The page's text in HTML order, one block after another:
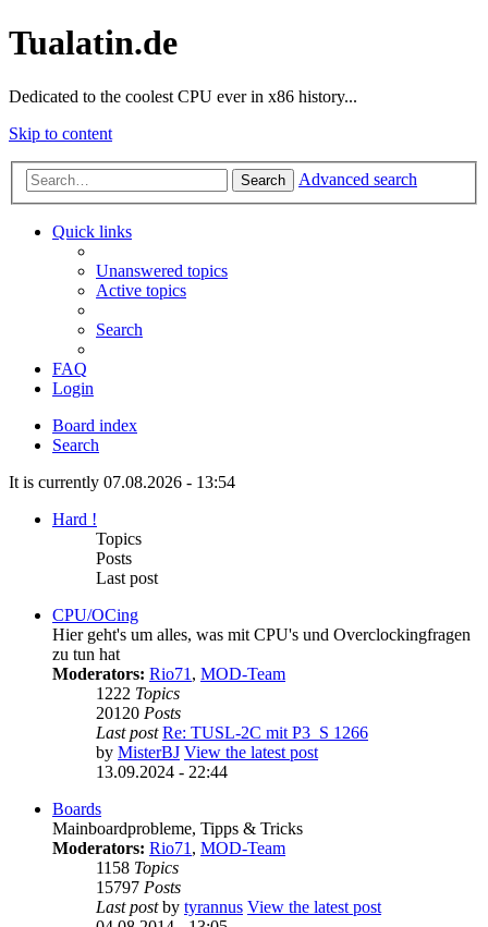
Tualatin.de
Dedicated to the coolest CPU ever in x86 history...
Skip to content
Search Advanced search
Quick links
Unanswered topics
Active topics
Search
FAQ
Login
Board index
Search
It is currently 07.08.2026 - 13:54
Hard !
Topics
Posts
Last post
CPU/OCing
Hier geht's um alles, was mit CPU's und Overclockingfragen
zu tun hat
Moderators: Rio71, MOD-Team
1222 Topics
20120 Posts
Last post Re: TUSL-2C mit P3_S 1266
by MisterBJ View the latest post
13.09.2024 - 22:44
Boards
Mainboardprobleme, Tipps & Tricks
Moderators: Rio71, MOD-Team
1158 Topics
15797 Posts
Last postby tyrannus View the latest post